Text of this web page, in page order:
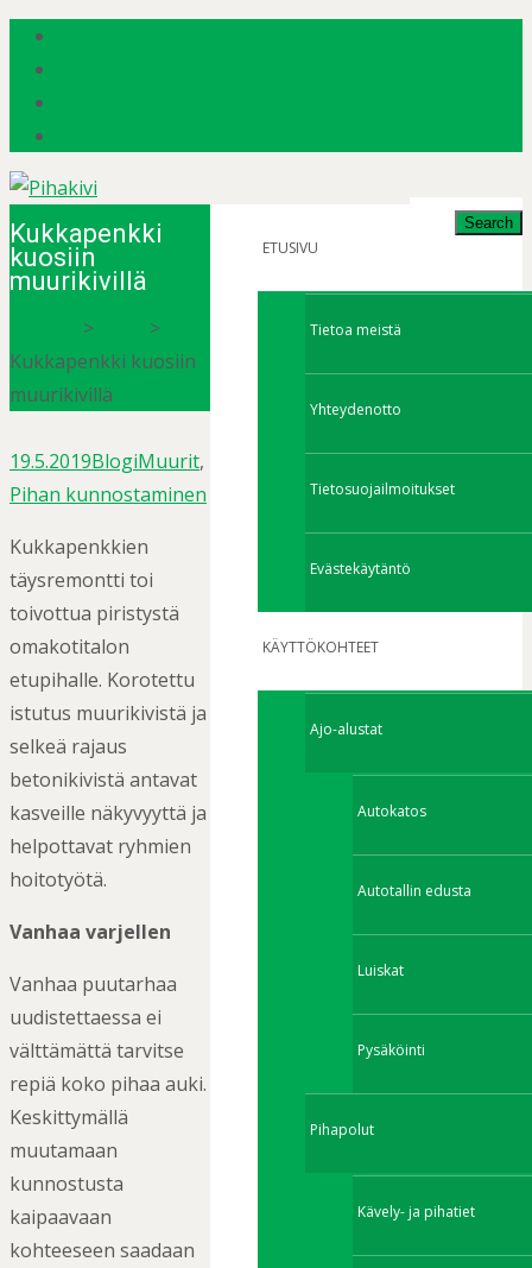
ETUSIVU
Tietoa meistä
Yhteydenotto
Tietosuojailmoitukset
Evästekäytäntö
KÄYTTÖKOHTEET
Ajo-alustat
Autokatos
Autotallin edusta
Luiskat
Pysäköinti
Pihapolut
Kävely- ja pihatiet
Search
Kukkapenkki
kuosiin
muurikivillä
>
>
Kukkapenkki kuosiin
muurikivillä
19.5.2019BlogiMuurit,
Pihan kunnostaminen
Kukkapenkkien
täysremontti toi
toivottua piristystä
omakotitalon
etupihalle. Korotettu
istutus muurikivistä ja
selkeä rajaus
betonikivistä antavat
kasveille näkyvyyttä ja
helpottavat ryhmien
hoitotyötä.
Vanhaa varjellen
Vanhaa puutarhaa
uudistettaessa ei
välttämättä tarvitse
repiä koko pihaa auki.
Keskittymällä
muutamaan
kunnostusta
kaipaavaan
kohteeseen saadaan